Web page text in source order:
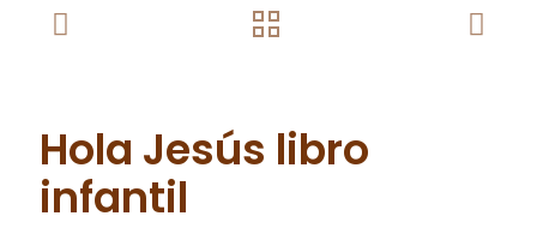
Hola Jesús libro
infantil